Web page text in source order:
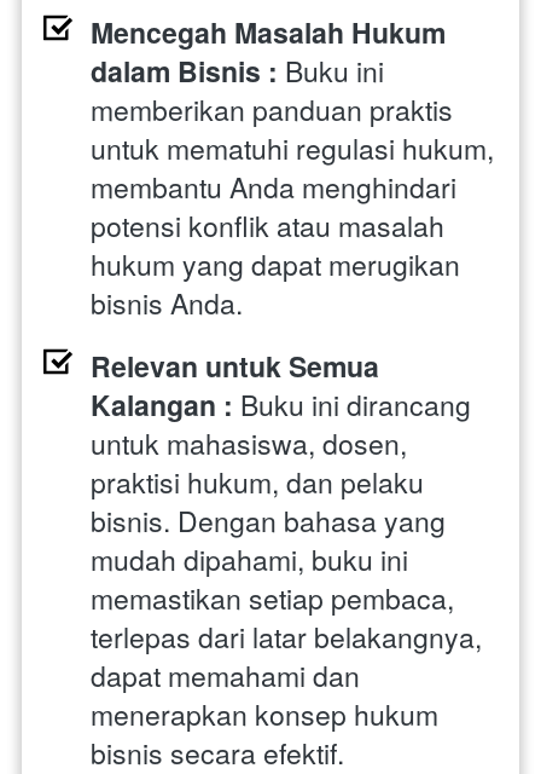
Mencegah Masalah Hukum
dalam Bisnis : Buku ini
memberikan panduan praktis
untuk mematuhi regulasi hukum,
membantu Anda menghindari
potensi konflik atau masalah
hukum yang dapat merugikan
bisnis Anda.
Relevan untuk Semua
Kalangan : Buku ini dirancang
untuk mahasiswa, dosen,
praktisi hukum, dan pelaku
bisnis. Dengan bahasa yang
mudah dipahami, buku ini
memastikan setiap pembaca,
terlepas dari latar belakangnya,
dapat memahami dan
menerapkan konsep hukum
bisnis secara efektif.